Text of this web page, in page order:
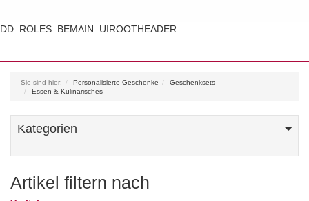
DD_ROLES_BEMAIN_UIROOTHEADER
Sie sind hier: Personalisierte Geschenke
Geschenksets
Essen & Kulinarisches
Kategorien
Artikel filtern nach